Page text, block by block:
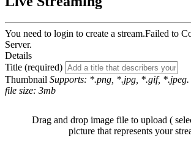
You need to login to create a stream.Failed to
Server.
Details
Title (required)
Thumbnail Supports: *.png, *.jpg, *.gif,
file size: 3mb
Drag and drop image file to upload (
picture that represents your